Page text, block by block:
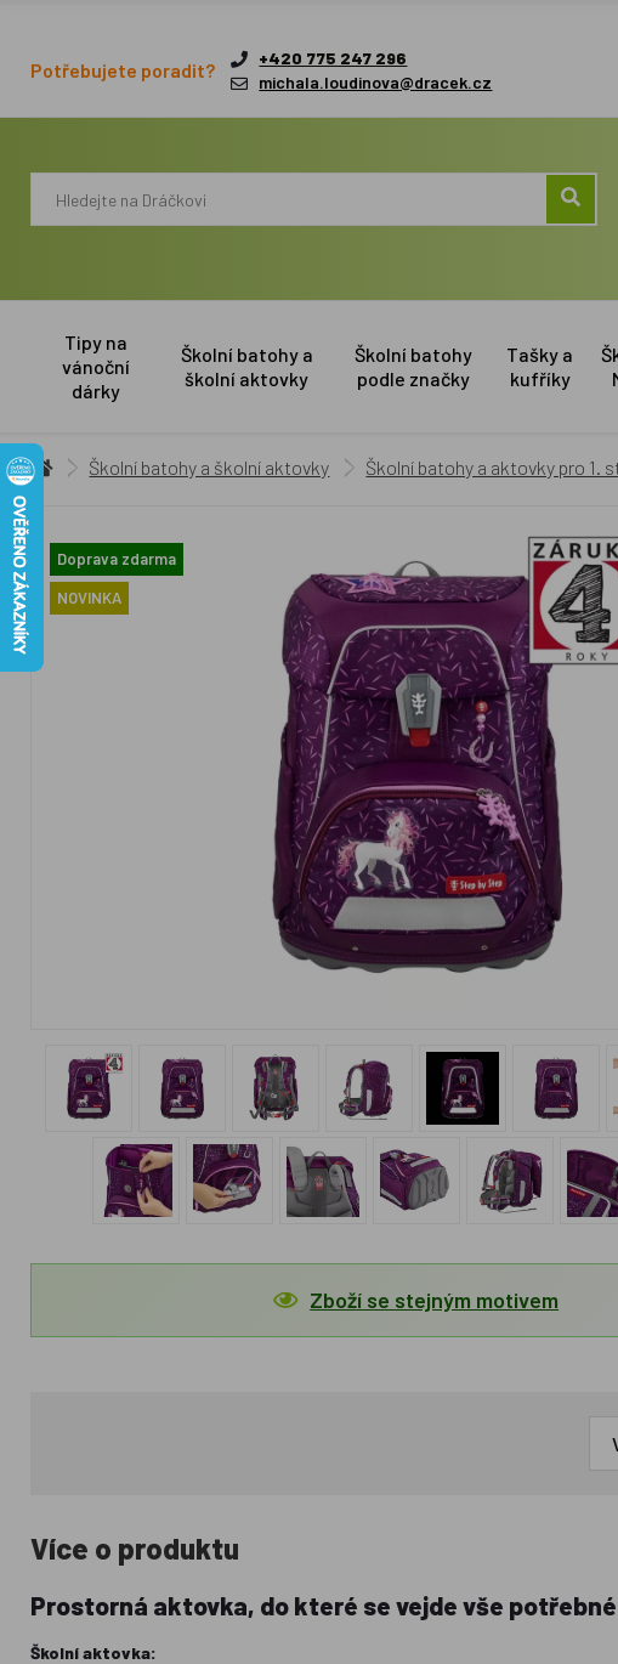
Potřebujete poradit?
+420 775 247 296
michala.loudinova@dracek.cz
Tipy na
vánoční
dárky
Školní batohy a
školní aktovky
Školní batohy
podle značky
Tašky a
kufříky
Školní batohy a školní aktovky Školní batohy a aktovky pro 1.
Doprava zdarma
NOVINKA
Zboží se stejným motivem
Více o produktu
Prostorná aktovka, do které se vejde vše
Školní aktovka: